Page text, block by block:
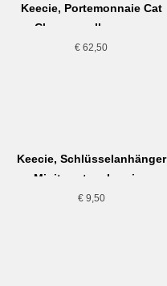
Keecie, Portemonnaie Cat
Chase small, cognac
€ 62,50
Keecie, Schlüsselanhänger
Minitweet, aubergine
€9,50